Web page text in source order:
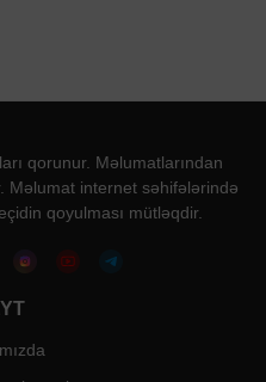
qorunur. Məlumatlarından
Məlumat internet səhifələrində
qoyulması mütləqdir.